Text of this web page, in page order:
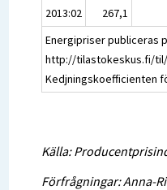
2013:02
267,1
Energipriser publiceras
http://tilastokeskus.fi/
Kedjningskoefficienten
Källa:
Förfrågningar: Anna-